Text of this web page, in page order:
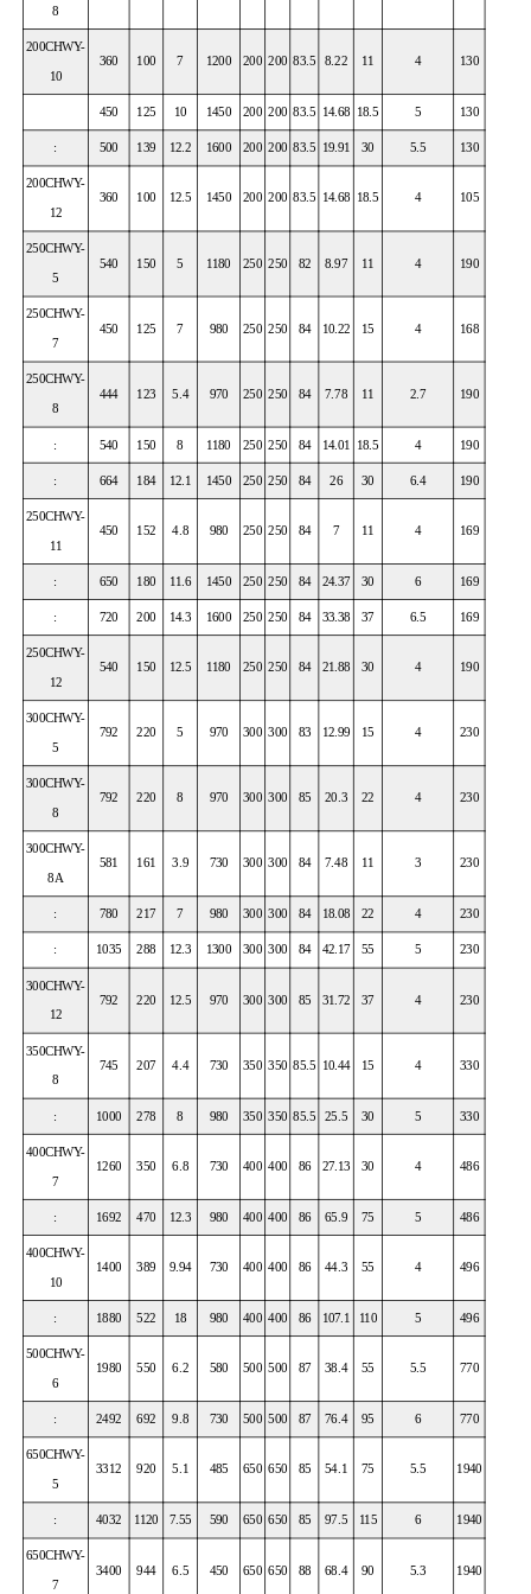
8
200CHWY-
10
360 100 7 1200 200 200 83.5 8.22 11 4 130
450 125 10 1450 200 200 83.5 14.68 18.5 5 130
: 500 139 12.2 1600 200 200 83.5 19.91 30 5.5 130
200CHWY-
12
360 100 12.5 1450 200 200 83.5 14.68 18.5 4 105
250CHWY-
5
540 150 5 1180 250 250 82 8.97 11 4 190
250CHWY-
7
450 125 7 980 250 250 84 10.22 15 4 168
250CHWY-
8
444 123 5.4 970 250 250 84 7.78 11 2.7 190
: 540 150 8 1180 250 250 84 14.01 18.5 4 190
: 664 184 12.1 1450 250 250 84 26 30 6.4 190
250CHWY-
11
450 152 4.8 980 250 250 84 7 11 4 169
: 650 180 11.6 1450 250 250 84 24.37 30 6 169
: 720 200 14.3 1600 250 250 84 33.38 37 6.5 169
250CHWY-
12
540 150 12.5 1180 250 250 84 21.88 30 4 190
300CHWY-
5
792 220 5 970 300 300 83 12.99 15 4 230
300CHWY-
8
792 220 8 970 300 300 85 20.3 22 4 230
300CHWY-
8A
581 161 3.9 730 300 300 84 7.48 11 3 230
: 780 217 7 980 300 300 84 18.08 22 4 230
: 1035 288 12.3 1300 300 300 84 42.17 55 5 230
300CHWY-
12
792 220 12.5 970 300 300 85 31.72 37 4 230
350CHWY-
8
745 207 4.4 730 350 350 85.5 10.44 15 4 330
: 1000 278 8 980 350 350 85.5 25.5 30 5 330
400CHWY-
7
1260 350 6.8 730 400 400 86 27.13 30 4 486
: 1692 470 12.3 980 400 400 86 65.9 75 5 486
400CHWY-
10
1400 389 9.94 730 400 400 86 44.3 55 4 496
: 1880 522 18 980 400 400 86 107.1 110 5 496
500CHWY-
6
1980 550 6.2 580 500 500 87 38.4 55 5.5 770
: 2492 692 9.8 730 500 500 87 76.4 95 6 770
650CHWY-
5
3312 920 5.1 485 650 650 85 54.1 75 5.5 1940
: 4032 1120 7.55 590 650 650 85 97.5 115 6 1940
650CHWY-
7
3400 944 6.5 450 650 650 88 68.4 90 5.3 1940